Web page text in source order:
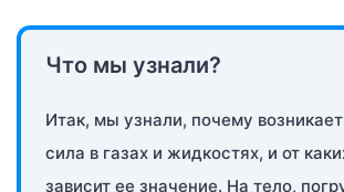
Что мы узнали?
Итак, мы узнали, почему
сила в газах и жидкостях, и от
зависит ее значение. На тело,